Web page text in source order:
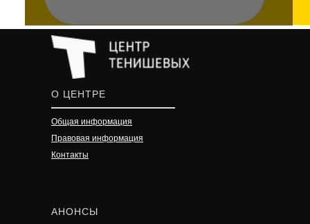
О ЦЕНТРЕ
Общая информация
Правовая информация
Контакты
АНОНСЫ